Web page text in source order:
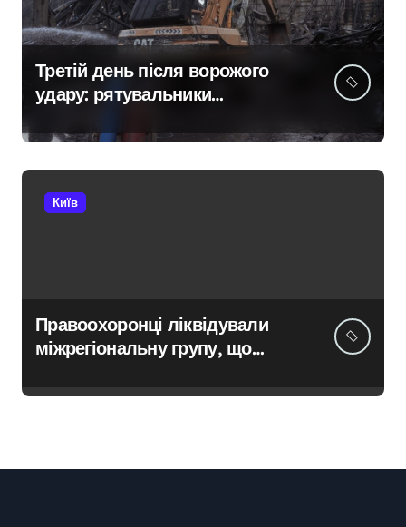
Третій день після ворожого
удару: рятувальники
масованої атаки в Київському
регіоні
Київ
Правоохоронці ліквідували
міжрегіональну групу, що
дезертирів з військових